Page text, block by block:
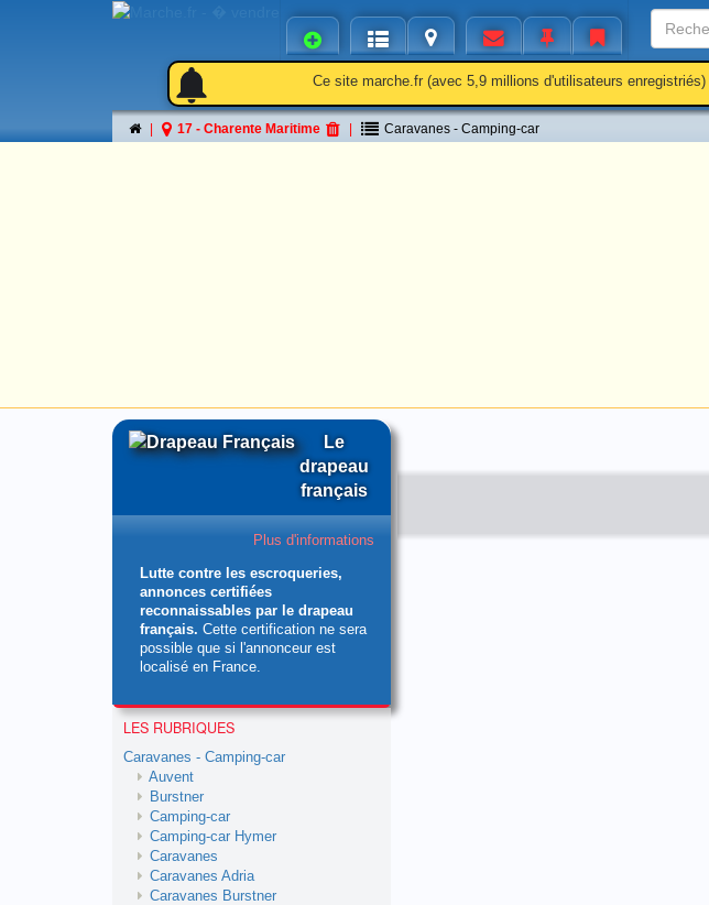
notifications
notifications Ce site marche.fr (avec 5,9 millions d'utilisateurs
17 - Charente Maritime Caravanes - Camping-car
Le
drapeau
français
Plus d'informations
Lutte contre les escroqueries,
annonces certifiées
reconnaissables par le drapeau
français. Cette certification ne sera
possible que si l'annonceur est
localisé en France.
LES RUBRIQUES
Caravanes - Camping-car
Auvent
Burstner
Camping-car
Camping-car Hymer
Caravanes
Caravanes Adria
Caravanes Burstner